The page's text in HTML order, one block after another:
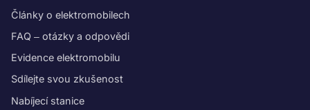
Články o elektromobilech
FAQ – otázky a odpovědi
Evidence elektromobilu
Sdílejte svou zkušenost
Nabíjecí stanice